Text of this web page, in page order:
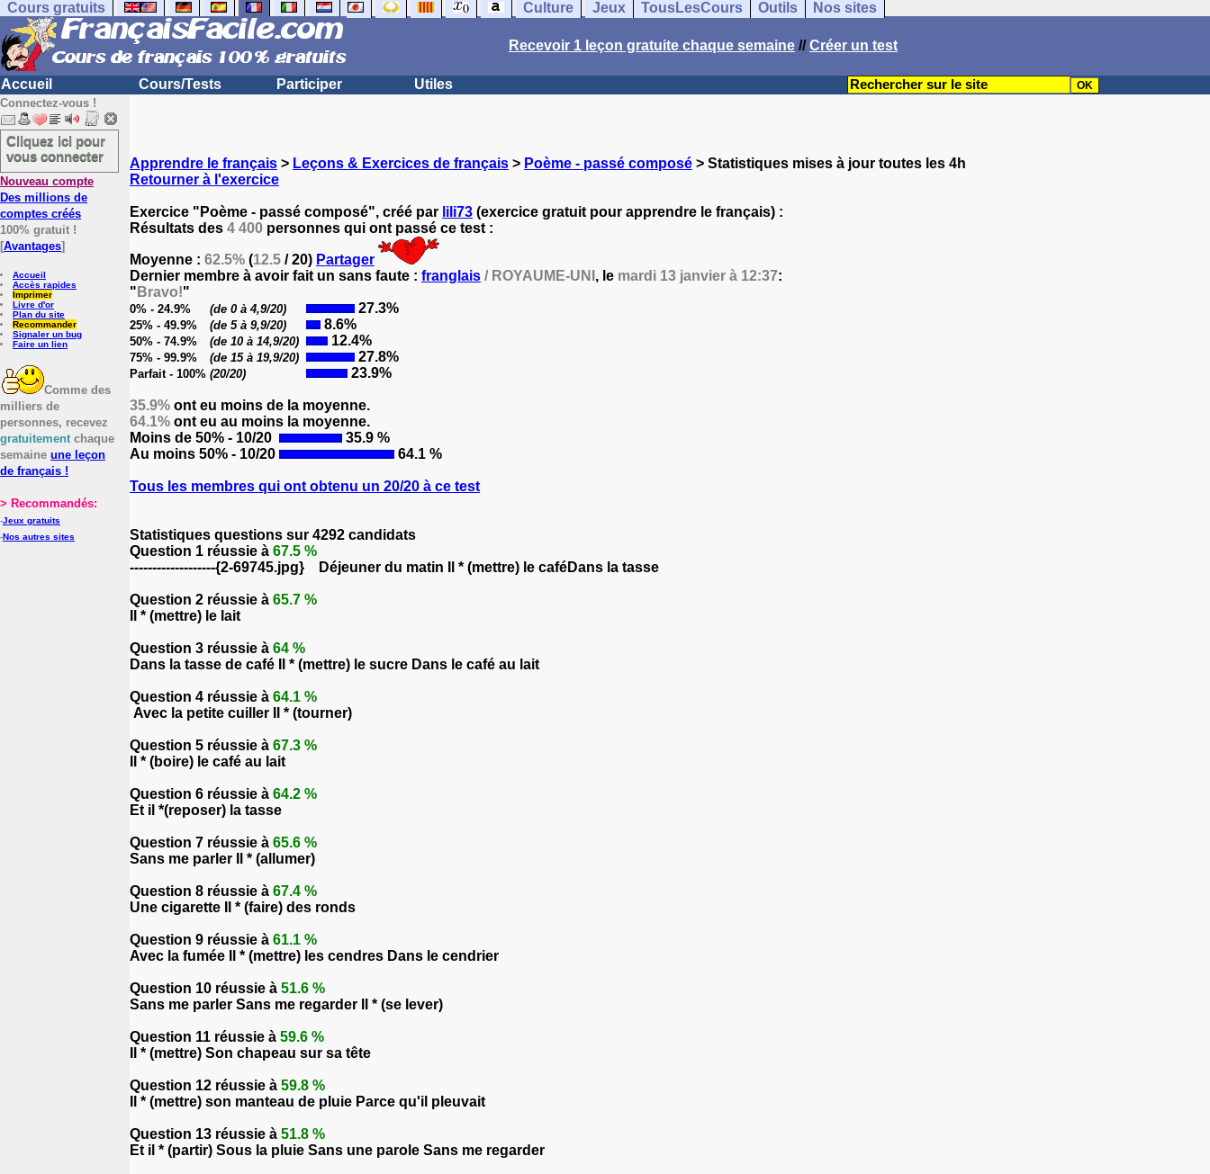
Cours gratuits Culture Jeux TousLesCours Outils Nos sites
Recevoir 1 leçon gratuite chaque semaine //Créer un test
Accueil Cours/Tests Participer Utiles
Connectez-vous !
Cliquez ici pour
vous connecter
Nouveau compte
Des millions de
comptes créés
100% gratuit !
[Avantages]
Accueil
Accès rapides
Imprimer
Livre d'or
Plan du site
Recommander
Signaler un bug
Faire un lien
Comme des
milliers de
personnes, recevez
gratuitementchaque
semaine une leçon
de français !
> Recommandés:
-Jeux gratuits
-Nos autres sites
Apprendre le français > Leçons & Exercices de français > Poème - passé composé > Statistiques mises à jour toutes les 4h
Retourner à l'exercice
Exercice "Poème - passé composé", créé par lili73 (exercice gratuit pour apprendre le français) :
Résultats des 4 400 personnes qui ont passé ce test :
Moyenne : 62.5% (12.5 / 20) Partager
Dernier membre à avoir fait un sans faute : franglais / ROYAUME-UNI , le mardi 13 janvier à 12:37:
" Bravo!"
0% - 24.9% (de 0 à 4,9/20) 27.3%
25% - 49.9% (de 5 à 9,9/20) 8.6%
50% - 74.9% (de 10 à 14,9/20) 12.4%
75% - 99.9% (de 15 à 19,9/20) 27.8%
Parfait - 100% (20/20) 23.9%
35.9% ont eu moins de la moyenne.
64.1% ont eu au moins la moyenne.
Moins de 50% - 10/20
35.9 %
Au moins 50% - 10/20
64.1 %
Tous les membres qui ont obtenu un 20/20 à ce test
Statistiques questions sur 4292 candidats
Question 1 réussie à 67.5 %
-------------------{2-69745.jpg} Déjeuner du matin Il * (mettre) le caféDans la tasse
Question 2 réussie à 65.7 %
Il * (mettre) le lait
Question 3 réussie à 64 %
Dans la tasse de café Il * (mettre) le sucre Dans le café au lait
Question 4 réussie à 64.1 %
Avec la petite cuiller Il * (tourner)
Question 5 réussie à 67.3 %
Il * (boire) le café au lait
Question 6 réussie à 64.2 %
Et il *(reposer) la tasse
Question 7 réussie à 65.6 %
Sans me parler Il * (allumer)
Question 8 réussie à 67.4 %
Une cigarette Il * (faire) des ronds
Question 9 réussie à 61.1 %
Avec la fumée Il * (mettre) les cendres Dans le cendrier
Question 10 réussie à 51.6 %
Sans me parler Sans me regarder Il * (se lever)
Question 11 réussie à 59.6 %
Il * (mettre) Son chapeau sur sa tête
Question 12 réussie à 59.8 %
Il * (mettre) son manteau de pluie Parce qu'il pleuvait
Question 13 réussie à 51.8 %
Et il * (partir) Sous la pluie Sans une parole Sans me regarder